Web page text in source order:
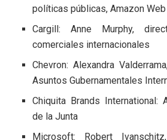
políticas públicas, Amazon
Cargill: Anne Murphy,
comerciales internacionales
Chevron: Alexandra
Asuntos Gubernamentales
Chiquita Brands International:
de la Junta
Microsoft: Robert